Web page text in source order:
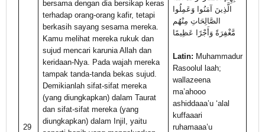
29
bersama dengan dia bersikap keras
terhadap orang-orang kafir, tetapi
berkasih sayang sesama mereka.
Kamu melihat mereka rukuk dan
sujud mencari karunia Allah dan
keridaan-Nya. Pada wajah mereka
tampak tanda-tanda bekas sujud.
Demikianlah sifat-sifat mereka
(yang diungkapkan) dalam Taurat
dan sifat-sifat mereka (yang
diungkapkan) dalam Injil, yaitu
الَّذِينَ آمَنُوا وَعَمِلُوا
الصَّالِحَاتِ مِنْهُم
مَّغْفِرَةً وَأَجْرًا عَظِيمًا
Latin: Muhammadur
Rasoolul laah;
wallazeena
ma’ahooo
ashiddaaa’u ‘alal
kuffaaari
ruhamaaa’u